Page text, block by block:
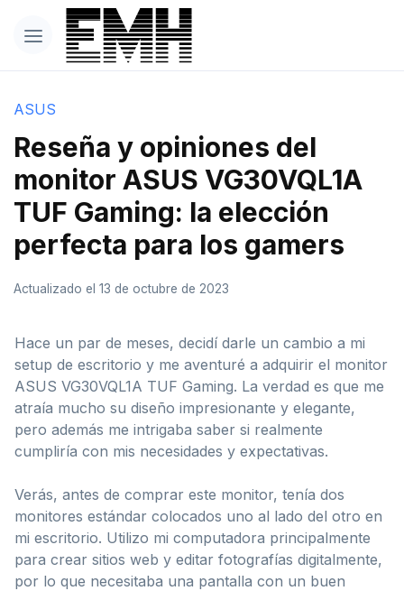
ASUS
Reseña y opiniones del
monitor ASUS VG30VQL1A
TUF Gaming: la elección
perfecta para los gamers
Actualizado el 13 de octubre de 2023
Hace un par de meses, decidí darle un cambio a mi
setup de escritorio y me aventuré a adquirir el monitor
ASUS VG30VQL1A TUF Gaming. La verdad es que me
atraía mucho su diseño impresionante y elegante,
pero además me intrigaba saber si realmente
cumpliría con mis necesidades y expectativas.
Verás, antes de comprar este monitor, tenía dos
monitores estándar colocados uno al lado del otro en
mi escritorio. Utilizo mi computadora principalmente
para crear sitios web y editar fotografías digitalmente,
por lo que necesitaba una pantalla con un buen